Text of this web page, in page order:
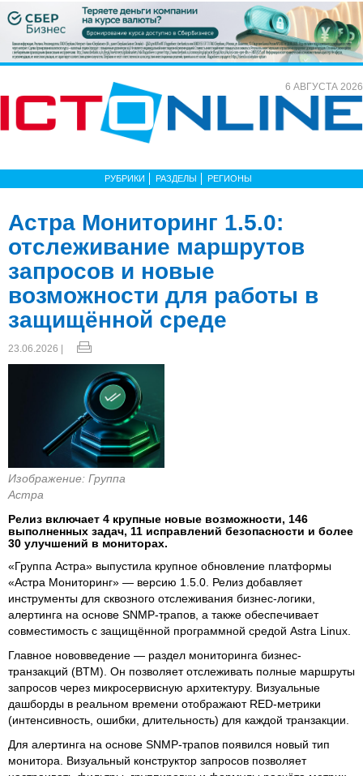
6 АВГУСТА 2026
РУБРИКИ РАЗДЕЛЫ РЕГИОНЫ
Астра Мониторинг 1.5.0:
отслеживание маршрутов
запросов и новые
возможности для работы в
защищённой среде
23.06.2026 |
Изображение: Группа
Астра
Релиз включает 4 крупные новые возможности, 146
выполненных задач, 11 исправлений безопасности и более
30 улучшений в мониторах.
«Группа Астра» выпустила крупное обновление платформы
«Астра Мониторинг» — версию 1.5.0. Релиз добавляет
инструменты для сквозного отслеживания бизнес-логики,
алертинга на основе SNMP-трапов, а также обеспечивает
совместимость с защищённой программной средой Astra Linux.
Главное нововведение — раздел мониторинга бизнес-
транзакций (BTM). Он позволяет отслеживать полные маршруты
запросов через микросервисную архитектуру. Визуальные
дашборды в реальном времени отображают RED-метрики
(интенсивность, ошибки, длительность) для каждой транзакции.
Для алертинга на основе SNMP-трапов появился новый тип
монитора. Визуальный конструктор запросов позволяет